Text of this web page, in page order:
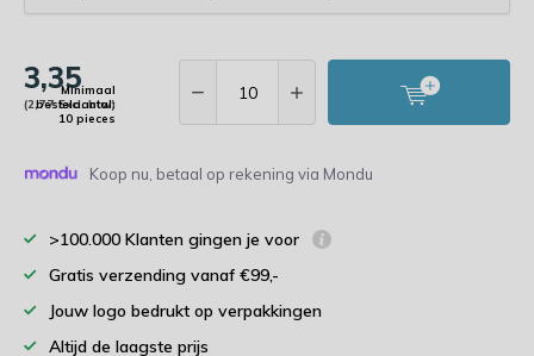
3,35
(2,77 Excl. btw)
Minimaal
bestelaantal:
10 pieces
Koop nu, betaal op rekening via Mondu
>100.000 Klanten gingen je voor
Gratis verzending vanaf €99,-
Jouw logo bedrukt op verpakkingen
Altijd de laagste prijs